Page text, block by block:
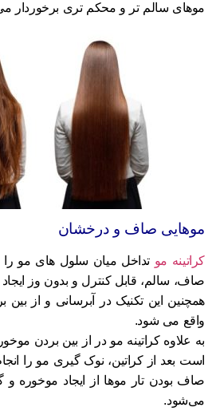
سالم ‌تر و محکم ‌تری برخوردار می
صاف و درخشان
مو تداخل میان سلول‌ های مو را از
سالم، قابل کنترل و بدون وز ایجاد
این تکنیک در آبرسانی و از بین
می‌ شود.
علاوه کراتینه مو در از بین بردن
بعد از کراتین، نوک گیری مو را انجام
بودن تار موها از ایجاد موخوره و